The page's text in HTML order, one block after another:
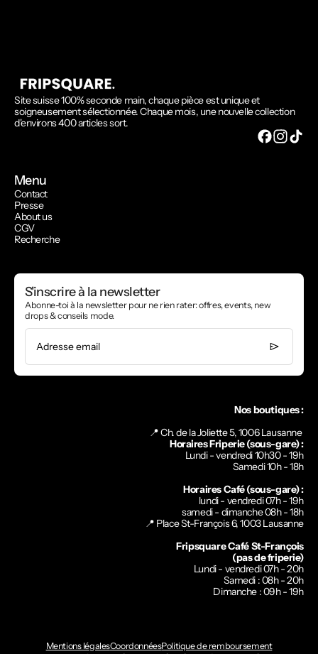
Site suisse 100% seconde main, chaque pièce est unique et
soigneusement sélectionnée. Chaque mois, une nouvelle collection
d'environs 400 articles sort.
Menu
Contact
Presse
About us
CGV
Recherche
S'inscrire à la newsletter
Abonne-toi à la newsletter pour ne rien rater: offres, events, new
drops & conseils mode.
Adresse email
Nos boutiques :
📍 Ch. de la Joliette 5, 1006 Lausanne
Horaires Friperie (sous-gare) :
Lundi - vendredi 10h30 - 19h
Samedi 10h - 18h
Horaires Café (sous-gare) :
lundi - vendredi 07h - 19h
samedi - dimanche 08h - 18h
📍 Place St-François 6, 1003 Lausanne
Fripsquare Café St-François
(pas de friperie)
Lundi - vendredi 07h - 20h
Samedi : 08h - 20h
Dimanche : 09h - 19h
Mentions légalesCoordonnéesPolitique de remboursement